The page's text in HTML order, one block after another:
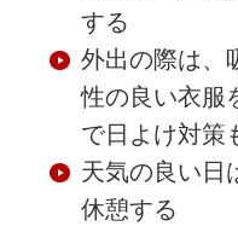
する
外出の際は、
性の良い衣服
で日よけ対策
天気の良い日
休憩する